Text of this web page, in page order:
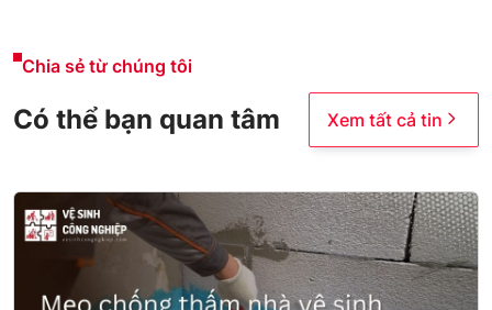
Chia sẻ từ chúng tôi
Có thể bạn quan tâm Xem tất cả tin